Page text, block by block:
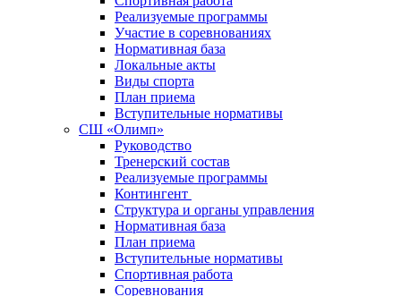
Реализуемые программы
Участие в соревнованиях
Нормативная база
Локальные акты
Виды спорта
План приема
Вступительные нормативы
СШ «Олимп»
Руководство
Тренерский состав
Реализуемые программы
Контингент
Структура и органы управления
Нормативная база
План приема
Вступительные нормативы
Спортивная работа
Соревнования